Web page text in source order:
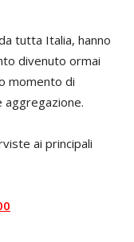
tutta Italia, hanno
divenuto ormai
momento di
ai principali